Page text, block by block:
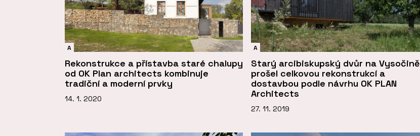
A
Rekonstrukce a přístavba staré chalupy
od OK Plan architects kombinuje
tradiční a moderní prvky
14. 1. 2020
A
Starý arcibiskupský dvůr na Vysočině
prošel celkovou rekonstrukcí a
dostavbou podle návrhu OK PLAN
Architects
27. 11. 2019